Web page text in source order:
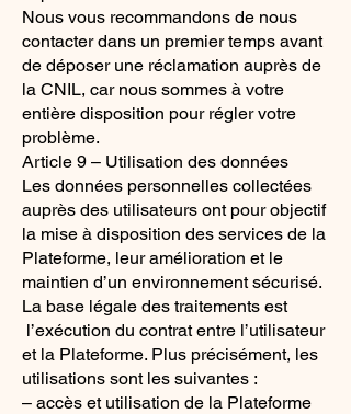
Nous vous recommandons de nous
contacter dans un premier temps avant
de déposer une réclamation auprès de
la CNIL, car nous sommes à votre
entière disposition pour régler votre
problème.
Article 9 – Utilisation des données
Les données personnelles collectées
auprès des utilisateurs ont pour objectif
la mise à disposition des services de la
Plateforme, leur amélioration et le
maintien d’un environnement sécurisé.
La base légale des traitements est
l’exécution du contrat entre l’utilisateur
et la Plateforme. Plus précisément, les
utilisations sont les suivantes :
– accès et utilisation de la Plateforme